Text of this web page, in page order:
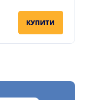
КУПИТИ